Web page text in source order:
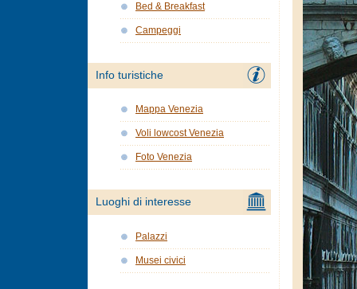
Bed & Breakfast
Campeggi
Info turistiche
Mappa Venezia
Voli lowcost Venezia
Foto Venezia
Luoghi di interesse
Palazzi
Musei civici